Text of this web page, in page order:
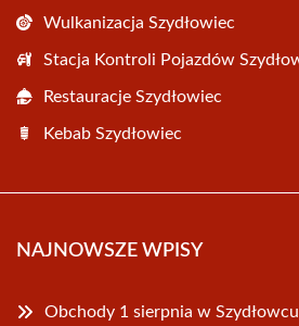
Wulkanizacja Szydłowiec
Stacja Kontroli Pojazdów
Restauracje Szydłowiec
Kebab Szydłowiec
NAJNOWSZE WPISY
Obchody 1 sierpnia w